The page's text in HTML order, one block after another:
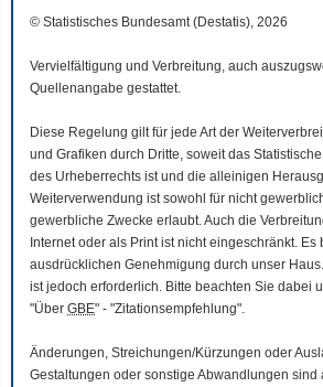
© Statistisches Bundesamt (Destatis), 2026
Vervielfältigung und Verbreitung, auch
Quellenangabe gestattet.
Diese Regelung gilt für jede Art der
und Grafiken durch Dritte, soweit das
des Urheberrechts ist und die alleinigen
Weiterverwendung ist sowohl für nicht
gewerbliche Zwecke erlaubt. Auch die
Internet oder als Print ist nicht eingeschränkt. Es
ausdrücklichen Genehmigung durch unser
ist jedoch erforderlich. Bitte beachten Sie dabei
"Über GBE" - "Zitationsempfehlung".
Änderungen, Streichungen/Kürzungen oder
Gestaltungen oder sonstige Abwandlungen sind